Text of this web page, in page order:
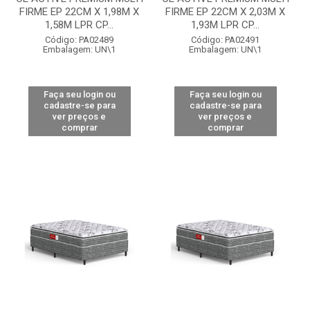
FIRME EP 22CM X 1,98M X
1,58M LPR CP...
Código: PA02489
Embalagem: UN\1
Faça seu login ou
cadastre-se para
ver preços e
comprar
FIRME EP 22CM X 2,03M X
1,93M LPR CP...
Código: PA02491
Embalagem: UN\1
Faça seu login ou
cadastre-se para
ver preços e
comprar